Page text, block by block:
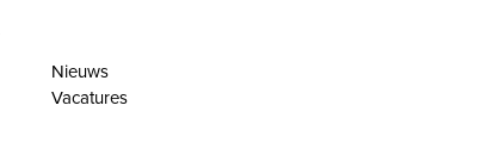
Nieuws
Vacatures